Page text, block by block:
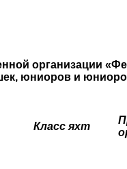
организации
юниоров и
Класс яхт